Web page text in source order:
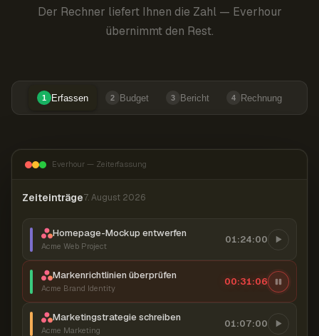
Der Rechner liefert Ihnen die Zahl — Everhour
übernimmt den Rest.
1 Erfassen 2 Budget 3 Bericht 4 Rechnung
Everhour — Zeiterfassung
Zeiteinträge7. August 2026
Homepage-Mockup entwerfen
Acme Web Project
01:24:00
Markenrichtlinien überprüfen
Acme Brand Identity
00:31:06
Marketingstrategie schreiben
Acme Marketing
01:07:00